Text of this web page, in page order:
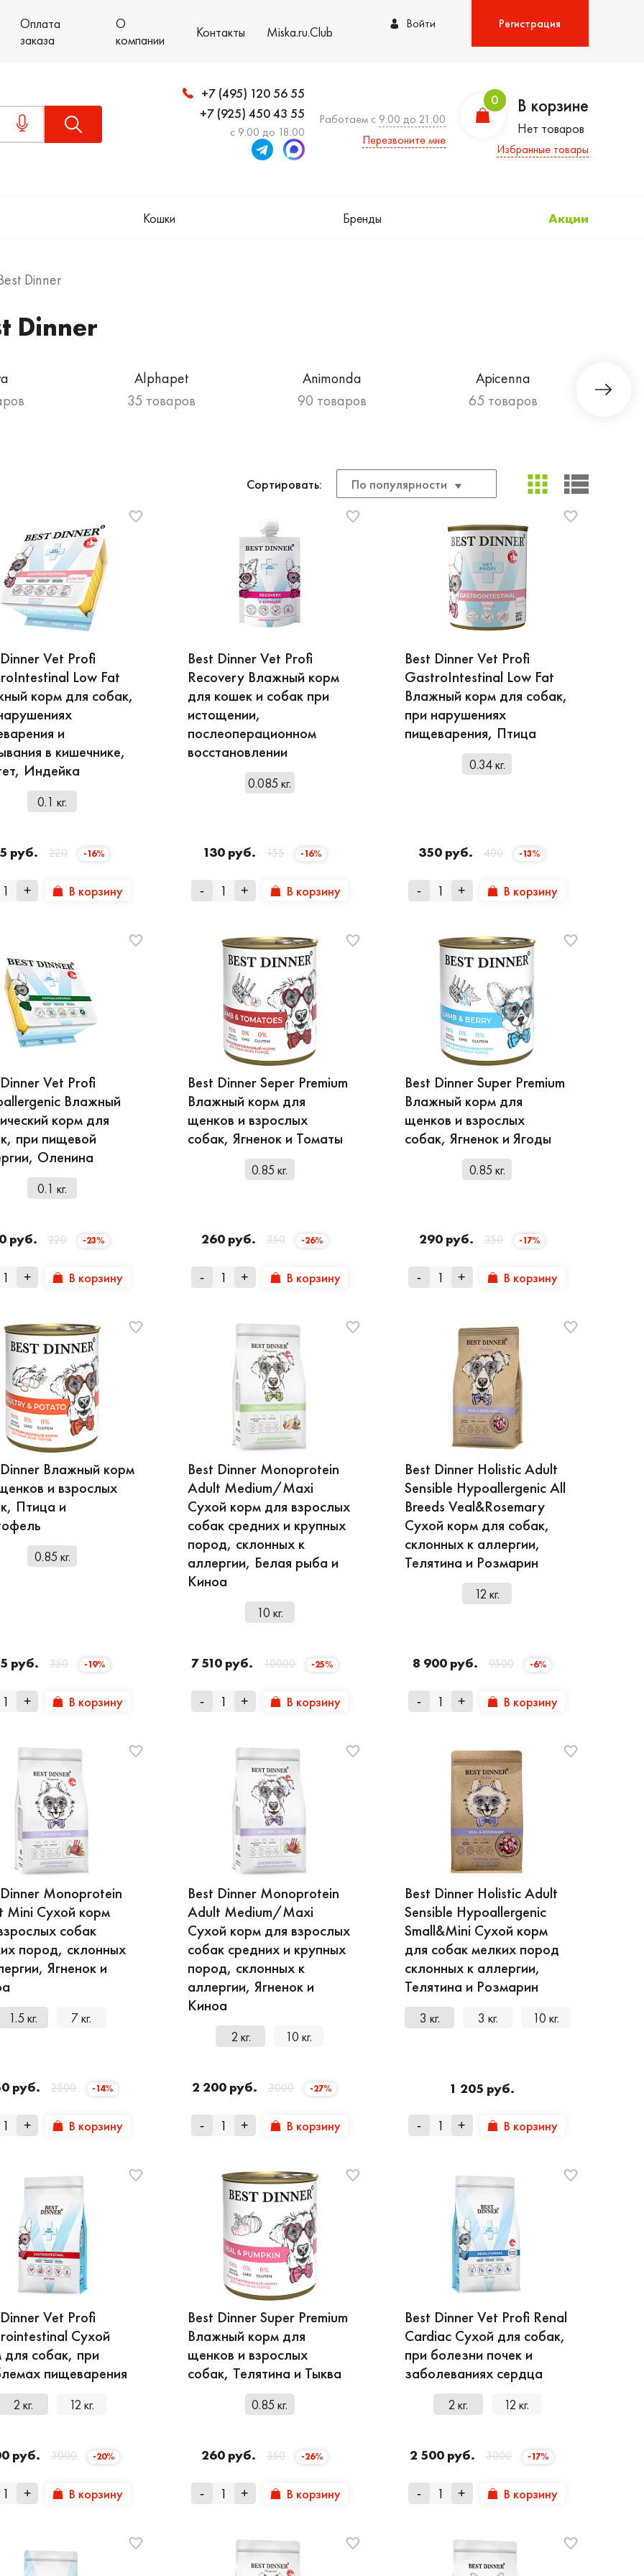
Оплата
заказа
О
компании
Контакты Miska.ru.Club Войти Регистрация
+7 (495) 120 56 55
+7 (925) 450 43 55
с 9:00 до 18:00
Работаем с 9:00 до 21:00
Перезвоните мне
0 В корзине
Нет товаров
Избранные товары
Кошки Бренды Акции
Dinner
Dinner
Alphapet
35 товаров
Animonda
90 товаров
Apicenna
65 товаров
Сортировать: По популярности
Vet Profi
Low Fat
корм для собак,
и
в кишечнике,
Индейка
0.1 кг.
руб. 220 -16%
+ В корзину
Best Dinner Vet Profi
Recovery Влажный корм
для кошек и собак при
истощении,
послеоперационном
восстановлении
0.085 кг.
130 руб. 155 -16%
- + В корзину
Best Dinner Vet Profi
GastroIntestinal Low Fat
Влажный корм для собак,
при нарушениях
пищеварения, Птица
0.34 кг.
350 руб. 400 -13%
- + В корзину
Vet Profi
Влажный
корм для
при пищевой
Оленина
0.1 кг.
руб. 220 -23%
+ В корзину
Best Dinner Seper Premium
Влажный корм для
щенков и взрослых
собак, Ягненок и Томаты
0.85 кг.
260 руб. 350 -26%
- + В корзину
Best Dinner Super Premium
Влажный корм для
щенков и взрослых
собак, Ягненок и Ягоды
0.85 кг.
290 руб. 350 -17%
- + В корзину
Влажный корм
и взрослых
Птица и
0.85 кг.
руб. 350 -19%
+ В корзину
Best Dinner Monoprotein
Adult Medium/Maxi
Сухой корм для взрослых
собак средних и крупных
пород, склонных к
аллергии, Белая рыба и
Киноа
10 кг.
7 510 руб. 10000 -25%
- + В корзину
Best Dinner Holistic Adult
Sensible Hypoallergenic All
Breeds Veal&Rosemary
Сухой корм для собак,
склонных к аллергии,
Телятина и Розмарин
12 кг.
8 900 руб. 9500 -6%
- + В корзину
Monoprotein
Mini Сухой корм
собак
пород, склонных
Ягненок и
1.5 кг. 7 кг.
руб. 2500 -14%
+ В корзину
Best Dinner Monoprotein
Adult Medium/Maxi
Сухой корм для взрослых
собак средних и крупных
пород, склонных к
аллергии, Ягненок и
Киноа
2 кг. 10 кг.
2 200 руб. 3000 -27%
- + В корзину
Best Dinner Holistic Adult
Sensible Hypoallergenic
Small&Mini Сухой корм
для собак мелких пород
склонных к аллергии,
Телятина и Розмарин
3 кг. 3 кг. 10 кг.
1 205 руб.
- + В корзину
Vet Profi
Сухой
для собак, при
пищеварения
2 кг. 12 кг.
руб. 3000 -20%
+ В корзину
Best Dinner Super Premium
Влажный корм для
щенков и взрослых
собак, Телятина и Тыква
0.85 кг.
260 руб. 350 -26%
- + В корзину
Best Dinner Vet Profi Renal
Cardiac Сухой для собак,
при болезни почек и
заболеваниях сердца
2 кг. 12 кг.
2 500 руб. 3000 -17%
- + В корзину